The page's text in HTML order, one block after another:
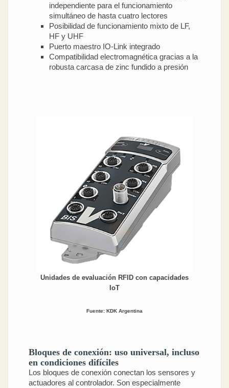
independiente para el funcionamiento
simultáneo de hasta cuatro lectores
Posibilidad de funcionamiento mixto de LF,
HF y UHF
Puerto maestro IO-Link integrado
Compatibilidad electromagnética gracias a la
robusta carcasa de zinc fundido a presión
Unidades de evaluación RFID con capacidades
IoT
Fuente: KDK Argentina
Bloques de conexión: uso universal, incluso
en condiciones difíciles
Los bloques de conexión conectan los sensores y
actuadores al controlador. Son especialmente